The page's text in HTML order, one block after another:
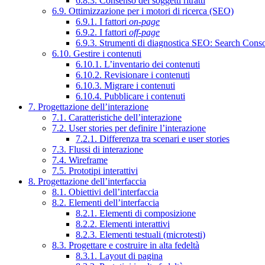
6.9. Ottimizzazione per i motori di ricerca (SEO)
6.9.1. I fattori on-page
6.9.2. I fattori off-page
6.9.3. Strumenti di diagnostica SEO: Search
6.10. Gestire i contenuti
6.10.1. L’inventario dei contenuti
6.10.2. Revisionare i contenuti
6.10.3. Migrare i contenuti
6.10.4. Pubblicare i contenuti
7. Progettazione dell’interazione
7.1. Caratteristiche dell’interazione
7.2. User stories per definire l’interazione
7.2.1. Differenza tra scenari e user stories
7.3. Flussi di interazione
7.4. Wireframe
7.5. Prototipi interattivi
8. Progettazione dell’interfaccia
8.1. Obiettivi dell’interfaccia
8.2. Elementi dell’interfaccia
8.2.1. Elementi di composizione
8.2.2. Elementi interattivi
8.2.3. Elementi testuali (microtesti)
8.3. Progettare e costruire in alta fedeltà
8.3.1. Layout di pagina